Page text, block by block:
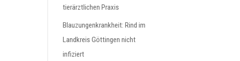
tierärztlichen Praxis
Blauzungenkrankheit: Rind im
Landkreis Göttingen nicht
infiziert